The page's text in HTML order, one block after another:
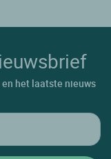
het laatste nieuws